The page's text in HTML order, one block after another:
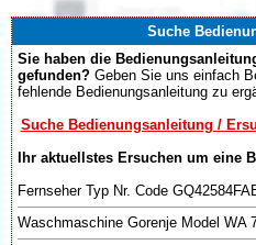
Suche
Sie haben die
gefunden? Geben Sie uns einfach
fehlende Bedienungsanleitung zu
Suche Bedienungsanleitung /
Ihr aktuellstes Ersuchen um eine
Fernseher Typ Nr. Code
Waschmaschine Gorenje Model WA